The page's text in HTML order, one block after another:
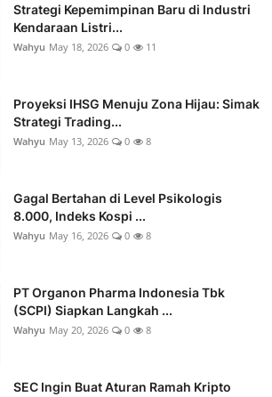
Strategi Kepemimpinan Baru di Industri
Kendaraan Listri...
Wahyu May 18, 2026 0 11
Proyeksi IHSG Menuju Zona Hijau: Simak
Strategi Trading...
Wahyu May 13, 2026 0 8
Gagal Bertahan di Level Psikologis
8.000, Indeks Kospi ...
Wahyu May 16, 2026 0 8
PT Organon Pharma Indonesia Tbk
(SCPI) Siapkan Langkah ...
Wahyu May 20, 2026 0 8
SEC Ingin Buat Aturan Ramah Kripto